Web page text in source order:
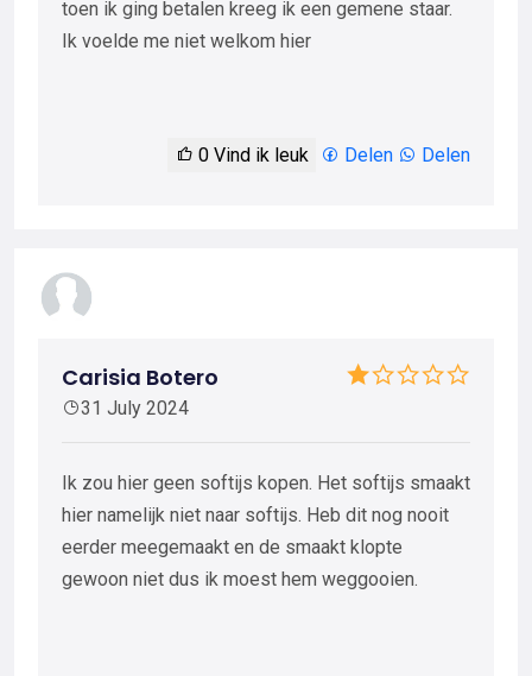
toen ik ging betalen kreeg ik een gemene staar.
Ik voelde me niet welkom hier
0 Vind ik leuk Delen Delen
Carisia Botero
31 July 2024
Ik zou hier geen softijs kopen. Het softijs smaakt
hier namelijk niet naar softijs. Heb dit nog nooit
eerder meegemaakt en de smaakt klopte
gewoon niet dus ik moest hem weggooien.